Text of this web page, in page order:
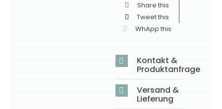
Share this
Tweet this
WhApp this
Kontakt &
Produktanfrage
Versand &
Lieferung